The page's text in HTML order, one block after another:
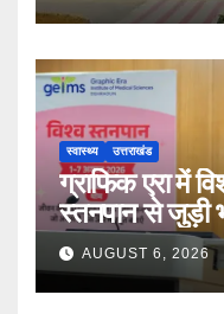
स्वास्थ्य उत्तराखंड
ग्राफिक एरा में
स्तनपान से जुड़ी
AUGUST 6, 2026